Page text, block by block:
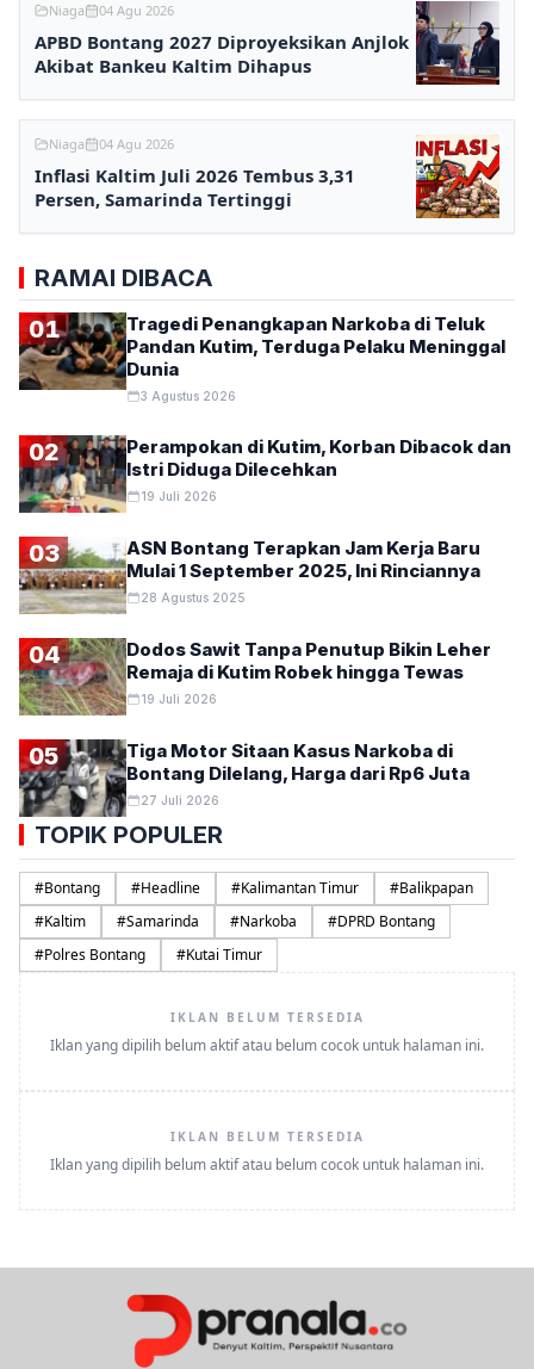
Niaga 04 Agu 2026
APBD Bontang 2027 Diproyeksikan Anjlok
Akibat Bankeu Kaltim Dihapus
Niaga 04 Agu 2026
Inflasi Kaltim Juli 2026 Tembus 3,31
Persen, Samarinda Tertinggi
RAMAI DIBACA
01
Tragedi Penangkapan Narkoba di Teluk
Pandan Kutim, Terduga Pelaku Meninggal
Dunia
3 Agustus 2026
02
Perampokan di Kutim, Korban Dibacok dan
Istri Diduga Dilecehkan
19 Juli 2026
03
ASN Bontang Terapkan Jam Kerja Baru
Mulai 1 September 2025, Ini Rinciannya
28 Agustus 2025
04
Dodos Sawit Tanpa Penutup Bikin Leher
Remaja di Kutim Robek hingga Tewas
19 Juli 2026
05
Tiga Motor Sitaan Kasus Narkoba di
Bontang Dilelang, Harga dari Rp6 Juta
27 Juli 2026
TOPIK POPULER
#Bontang #Headline #Kalimantan Timur #Balikpapan
#Kaltim #Samarinda #Narkoba #DPRD Bontang
#Polres Bontang #Kutai Timur
IKLAN BELUM TERSEDIA
Iklan yang dipilih belum aktif atau belum cocok untuk halaman ini.
IKLAN BELUM TERSEDIA
Iklan yang dipilih belum aktif atau belum cocok untuk halaman ini.